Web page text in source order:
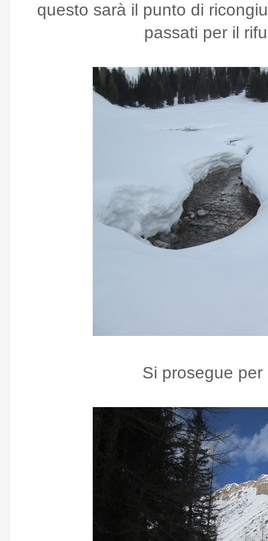
questo sarà il punto di
passati per il
Si prosegue